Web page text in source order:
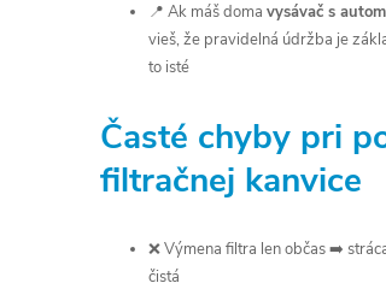
📍 Ak máš doma vysávač s
vieš, že pravidelná údržba je
to isté
Časté chyby pri
filtračnej kanvice
❌ Výmena filtra len občas ➡️
čistá